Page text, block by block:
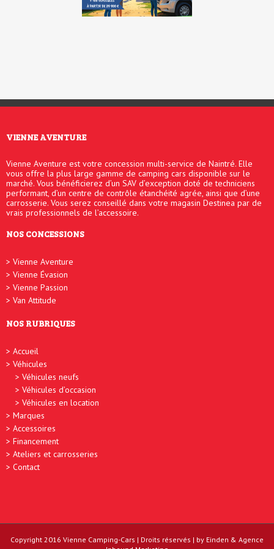
pendant 1 an ?
VIENNE AVENTURE
Vienne Aventure est votre concession multi-service de Naintré. Elle
vous offre la plus large gamme de camping cars disponible sur le
marché. Vous bénéficierez d’un SAV d’exception doté de techniciens
performant, d’un centre de contrôle étanchéité agrée, ainsi que d’une
carrosserie. Vous serez conseillé dans votre magasin Destinea par de
vrais professionnels de l’accessoire.
NOS CONCESSIONS
Vienne Aventure
Vienne Évasion
Vienne Passion
Van Attitude
NOS RUBRIQUES
Accueil
Véhicules
Véhicules neufs
Véhicules d’occasion
Véhicules en location
Marques
Accessoires
Financement
Ateliers et carrosseries
Contact
Copyright 2016 Vienne Camping-Cars | Droits réservés | by Einden & Agence